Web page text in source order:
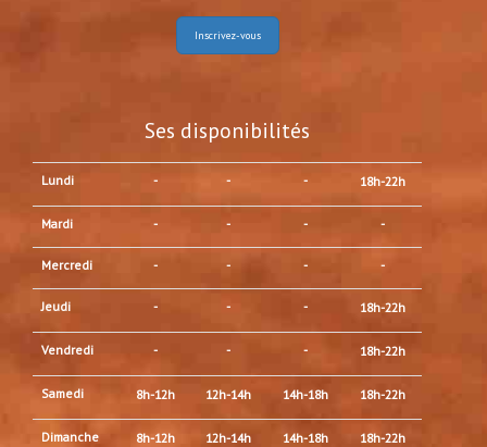
Inscrivez-vous
Ses disponibilités
Lundi - - - 18h-22h
Mardi - - - -
Mercredi - - - -
Jeudi - - - 18h-22h
Vendredi - - - 18h-22h
Samedi 8h-12h 12h-14h 14h-18h 18h-22h
Dimanche 8h-12h 12h-14h 14h-18h 18h-22h